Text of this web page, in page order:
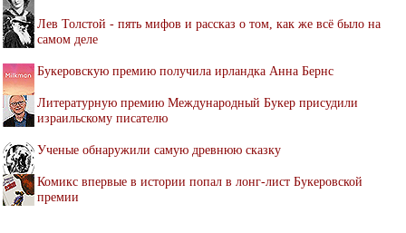
Лев Толстой - пять мифов и рассказ о том, как же всё было на
самом деле
Букеровскую премию получила ирландка Анна Бернс
Литературную премию Международный Букер присудили
израильскому писателю
Ученые обнаружили самую древнюю сказку
Комикс впервые в истории попал в лонг-лист Букеровской
премии